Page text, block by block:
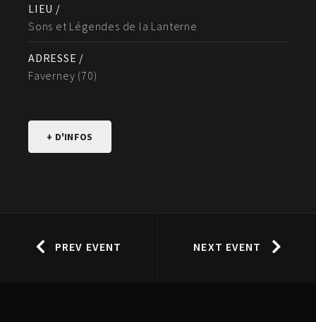
LIEU /
Sons et Légendes de la Lanterne
ADRESSE /
Faverney (70)
+ D'INFOS
PREV EVENT NEXT EVENT